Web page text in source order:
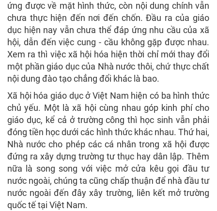
ứng được về mặt hình thức, còn nội dung chính vẫn
chưa thực hiện đến nơi đến chốn. Đầu ra của giáo
dục hiện nay vẫn chưa thể đáp ứng nhu cầu của xã
hội, dẫn đến việc cung - cầu không gặp được nhau.
Xem ra thì việc xã hội hóa hiện thời chỉ mới thay đổi
một phần giáo dục của Nhà nước thôi, chứ thực chất
nội dung đào tạo chẳng đổi khác là bao.
Xã hội hóa giáo dục ở Việt Nam hiện có ba hình thức
chủ yếu. Một là xã hội cùng nhau góp kinh phí cho
giáo dục, kể cả ở trường công thì học sinh vẫn phải
đóng tiền học dưới các hình thức khác nhau. Thứ hai,
Nhà nước cho phép các cá nhân trong xã hội được
đứng ra xây dựng trường tư thục hay dân lập. Thêm
nữa là song song với việc mở cửa kêu gọi đầu tư
nước ngoài, chúng ta cũng chấp thuận để nhà đầu tư
nước ngoài đến đây xây trường, liên kết mở trường
quốc tế tại Việt Nam.